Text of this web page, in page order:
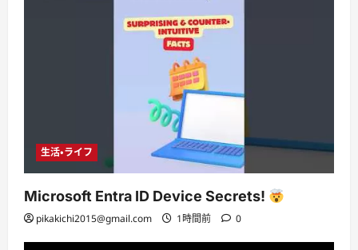
生活・ライフ
Microsoft Entra ID Device Secrets!
pikakichi2015@gmail.com 1時間前 0